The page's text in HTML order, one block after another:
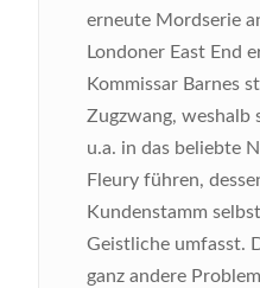
erneute Mordserie
Londoner East End
Kommissar Barnes
Zugzwang, weshalb
u.a. in das beliebte
Fleury führen,
Kundenstamm
Geistliche umfasst.
ganz andere